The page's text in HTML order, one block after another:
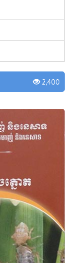
2,400